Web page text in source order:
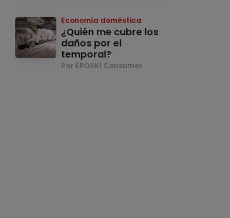
Economía doméstica
¿Quién me cubre los
daños por el
temporal?
Por EROSKI Consumer